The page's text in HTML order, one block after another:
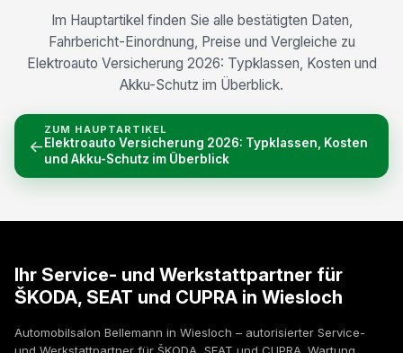
Im Hauptartikel finden Sie alle bestätigten Daten,
Fahrbericht-Einordnung, Preise und Vergleiche zu
Elektroauto Versicherung 2026: Typklassen, Kosten und
Akku-Schutz im Überblick.
←
ZUM HAUPTARTIKEL
Elektroauto Versicherung 2026: Typklassen, Kosten
und Akku-Schutz im Überblick
Ihr Service- und Werkstattpartner für
ŠKODA, SEAT und CUPRA in Wiesloch
Automobilsalon Bellemann in Wiesloch – autorisierter Service-